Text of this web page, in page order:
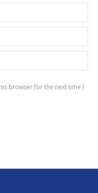
browser for the next time I